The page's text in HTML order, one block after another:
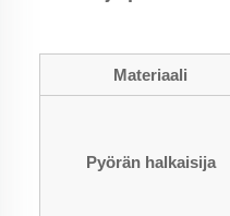
Materiaali
Pyörän halkaisija